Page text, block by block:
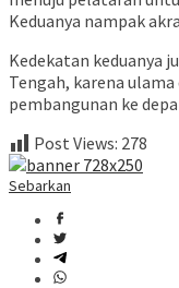
Keduanya nampak
Kedekatan keduanya
Tengah, karena
pembangunan ke
Post Views: 278
Sebarkan